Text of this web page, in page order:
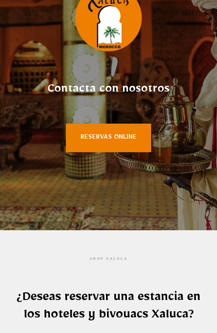
Contacta con nosotros
RESERVAS ONLINE
GRUP XALUCA
¿Deseas reservar una estancia en
los hoteles y bivouacs Xaluca?